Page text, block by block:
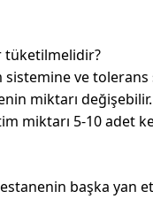
tüketilmelidir?
ve tolerans
miktarı
miktarı 5-10 adet
başka yan